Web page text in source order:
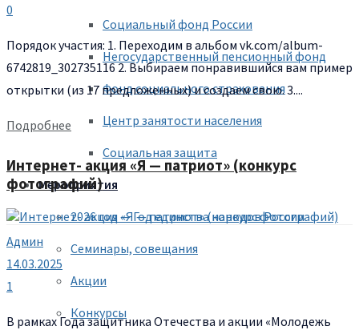
Социальный фонд России
Негосударственный пенсионный фонд
Фонд социального страхования
Центр занятости населения
Социальная защита
Мероприятия
2026 год — Год единства народов России
Семинары, совещания
Акции
Конкурсы
0
Порядок участия: 1. Переходим в альбом vk.com/album-
6742819_302735116 2. Выбираем понравившийся вам пример
открытки (из 17 предложенных) и создаем свою. 3....
Подробнее
Интернет- акция «Я — патриот» (конкурс
фотографий)
Админ
14.03.2025
1
В рамках Года защитника Отечества и акции «Молодежь